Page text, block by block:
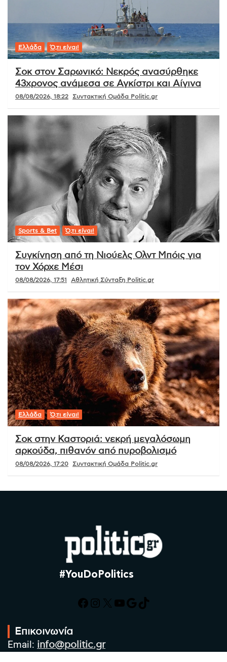
Ελλάδα Ό,τι είναι!
Σοκ στον Σαρωνικό: Νεκρός ανασύρθηκε
43χρονος ανάμεσα σε Αγκίστρι και Αίγινα
08/08/2026, 18:22 Συντακτική Ομάδα Politic.gr
Sports & Bet Ό,τι είναι!
Συγκίνηση από τη Νιούελς Ολντ Μπόις για
τον Χόρχε Μέσι
08/08/2026, 17:51 Αθλητική Σύνταξη Politic.gr
Ελλάδα Ό,τι είναι!
Σοκ στην Καστοριά: νεκρή μεγαλόσωμη
αρκούδα, πιθανόν από πυροβολισμό
08/08/2026, 17:20 Συντακτική Ομάδα Politic.gr
#YouDoPolitics
Facebook
Instagram
X YouTube
Google
TikTok
Επικοινωνία
Email: info@politic.gr